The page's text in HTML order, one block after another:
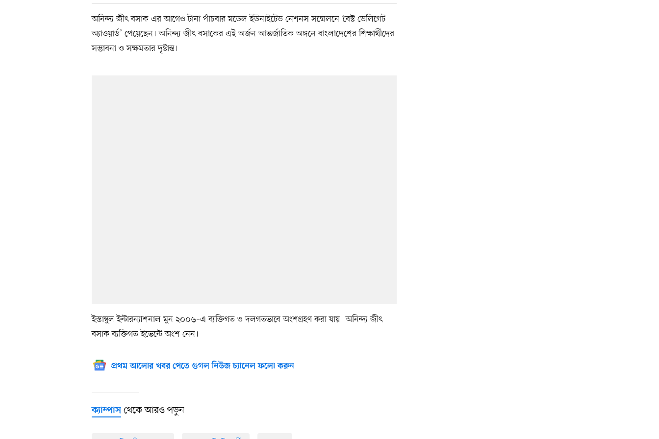
অনিন্দ্য জীৎ বসাক এর আগেও টানা পাঁচবার মডেল ইউনাইটেড নেশনস সম্মেলনে ‘বেস্ট ডেলিগেট
অ্যাওয়ার্ড’ পেয়েছেন। অনিন্দ্য জীৎ বসাকের এই অর্জন আন্তর্জাতিক অঙ্গনে বাংলাদেশের শিক্ষার্থীদের
সম্ভাবনা ও সক্ষমতার দৃষ্টান্ত।
ইস্তাম্বুল ইন্টারন্যাশনাল মুন ২০০৬–এ ব্যক্তিগত ও দলগতভাবে অংশগ্রহণ করা যায়। অনিন্দ্য জীৎ
বসাক ব্যক্তিগত ইভেন্টে অংশ নেন।
প্রথম আলোর খবর পেতে গুগল নিউজ চ্যানেল ফলো করুন
ক্যাম্পাস থেকে আরও পড়ুন